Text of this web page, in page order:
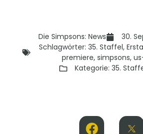
Die Simpsons: News
30.
Schlagwörter: 35. Staffel,
premiere, simpsons,
Kategorie: 35.